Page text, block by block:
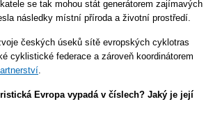
se tak mohou stát generátorem zajímavých
následky místní příroda a životní prostředí.
českých úseků sítě evropských cyklotras
cyklistické federace a zároveň koordinátorem
.
Evropa vypadá v číslech? Jaký je její